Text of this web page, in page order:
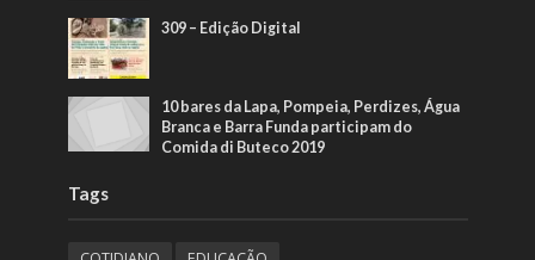
309 – Edição Digital
10 bares da Lapa, Pompeia, Perdizes, Água
Branca e Barra Funda participam do
Comida di Buteco 2019
Tags